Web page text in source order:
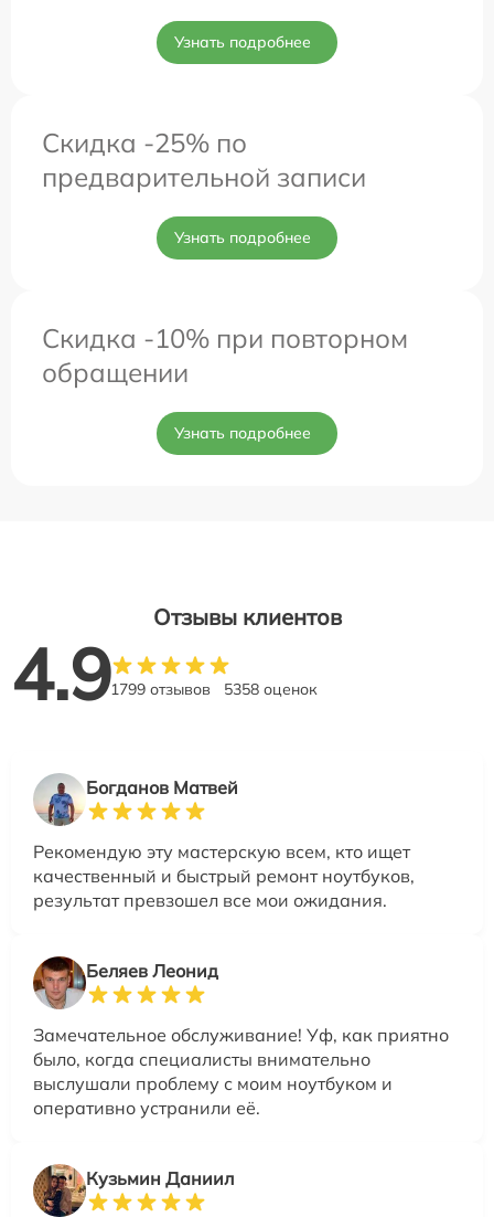
Узнать подробнее
Скидка -25% по
предварительной записи
Узнать подробнее
Скидка -10% при повторном
обращении
Узнать подробнее
Отзывы клиентов
4.91799 отзывов 5358 оценок
Богданов Матвей
Рекомендую эту мастерскую всем, кто ищет
качественный и быстрый ремонт ноутбуков,
результат превзошел все мои ожидания.
Беляев Леонид
Замечательное обслуживание! Уф, как приятно
было, когда специалисты внимательно
выслушали проблему с моим ноутбуком и
оперативно устранили её.
Кузьмин Даниил